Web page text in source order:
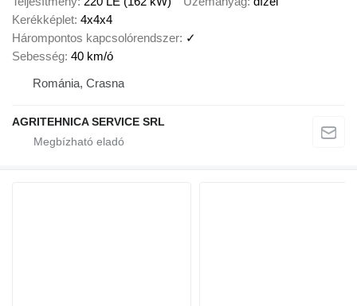
Kerékképlet 4x4x4
Hárompontos kapcsolórendszer ✓
Sebesség 40 km/ó
Románia, Crasna
AGRITEHNICA SERVICE SRL